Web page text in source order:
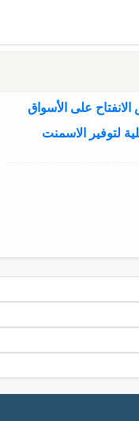
على الأسواق
لتوفير الاسمنت